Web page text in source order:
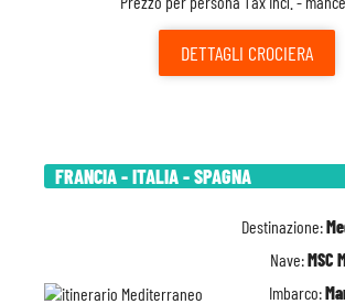
DETTAGLI CROCIERA
FRANCIA - ITALIA - SPAGNA
Destinazione:
Nave:MSC
Imbarco: